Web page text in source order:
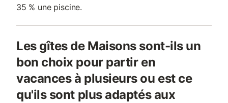
35 % une piscine.
Les gîtes de Maisons sont-ils un
bon choix pour partir en
vacances à plusieurs ou est ce
qu'ils sont plus adaptés aux